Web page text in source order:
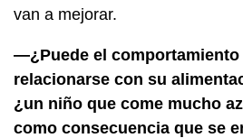
van a mejorar.
—¿Puede el
relacionarse con su
¿un niño que come mucho
como consecuencia que se